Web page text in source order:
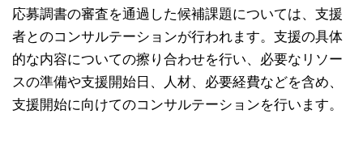
応募調書の審査を通過した候補課題については、支援
者とのコンサルテーションが行われます。支援の具体
的な内容についての擦り合わせを行い、必要なリソー
スの準備や支援開始日、人材、必要経費などを含め、
支援開始に向けてのコンサルテーションを行います。